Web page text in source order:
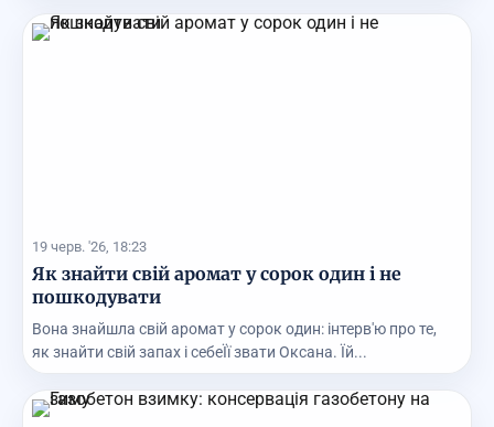
19 черв. '26, 18:23
Як знайти свій аромат у сорок один і не
пошкодувати
Вона знайшла свій аромат у сорок один: інтерв'ю про те,
як знайти свій запах і себеЇї звати Оксана. Їй...